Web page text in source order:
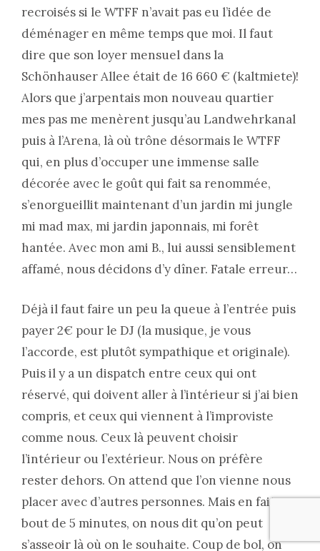
recroisés si le WTFF n’avait pas eu l’idée de
déménager en même temps que moi. Il faut
dire que son loyer mensuel dans la
Schönhauser Allee était de 16 660 € (kaltmiete)!
Alors que j’arpentais mon nouveau quartier
mes pas me menèrent jusqu’au Landwehrkanal
puis à l’Arena, là où trône désormais le WTFF
qui, en plus d’occuper une immense salle
décorée avec le goût qui fait sa renommée,
s’enorgueillit maintenant d’un jardin mi jungle
mi mad max, mi jardin japonnais, mi forêt
hantée. Avec mon ami B., lui aussi sensiblement
affamé, nous décidons d’y dîner. Fatale erreur…
Déjà il faut faire un peu la queue à l’entrée puis
payer 2€ pour le DJ (la musique, je vous
l’accorde, est plutôt sympathique et originale).
Puis il y a un dispatch entre ceux qui ont
réservé, qui doivent aller à l’intérieur si j’ai bien
compris, et ceux qui viennent à l’improviste
comme nous. Ceux là peuvent choisir
l’intérieur ou l’extérieur. Nous on préfère
rester dehors. On attend que l’on vienne nous
placer avec d’autres personnes. Mais en fait, au
bout de 5 minutes, on nous dit qu’on peut
s’asseoir là où on le souhaite. Coup de bol, on